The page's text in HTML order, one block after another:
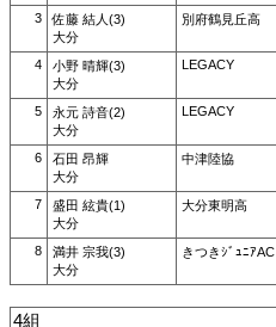
3
佐藤 結人(3)
大分
別府鶴見丘高
4
小野 晴輝(3)
大分
LEGACY
5
永元 詩音(2)
大分
LEGACY
6
石田 昂輝
大分
中津陸協
7
盛田 絃貴(1)
大分
大分東明高
8
満井 宗我(3)
大分
きつきｼﾞｭﾆｱAC
4組